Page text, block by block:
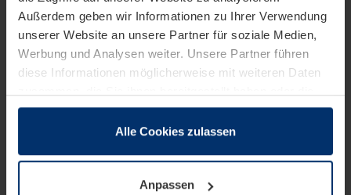
Außerdem geben wir Informationen zu Ihrer Verwendung
unserer Website an unsere Partner für soziale Medien,
Werbung und Analysen weiter. Unsere Partner führen
diese Informationen möglicherweise mit weiteren Daten
sie im Rahmen Ihrer Nutzung der Dienste gesammelt
wenn diese für den Betrieb dieser Seite unbedingt
notwendig sind. Für alle anderen Cookie-Typen benötigen
Alle Cookies zulassen
Anpassen